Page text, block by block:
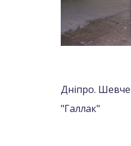
Дніпро.
"Галлак"